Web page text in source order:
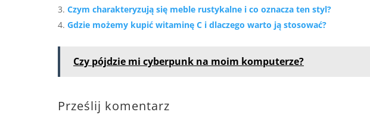
Czym charakteryzują się meble rustykalne i co oznacza ten styl?
Gdzie możemy kupić witaminę C i dlaczego warto ją stosować?
Czy pójdzie mi cyberpunk na moim komputerze?
Prześlij komentarz